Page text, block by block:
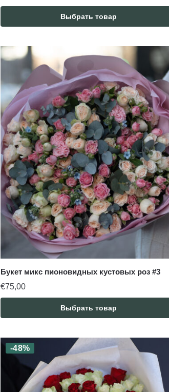
Выбрать товар
Букет микс пионовидных кустовых роз #3
€75,00
Выбрать товар
-48%